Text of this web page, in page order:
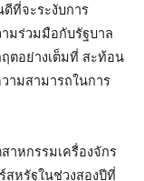
ที่จะระงับการ
มร่วมมือกับรัฐบาล
ตอย่างเต็มที่ สะท้อน
ามสามารถในการ
าหกรรมเครื่องจักร
หรัฐในช่วงสองปีที่